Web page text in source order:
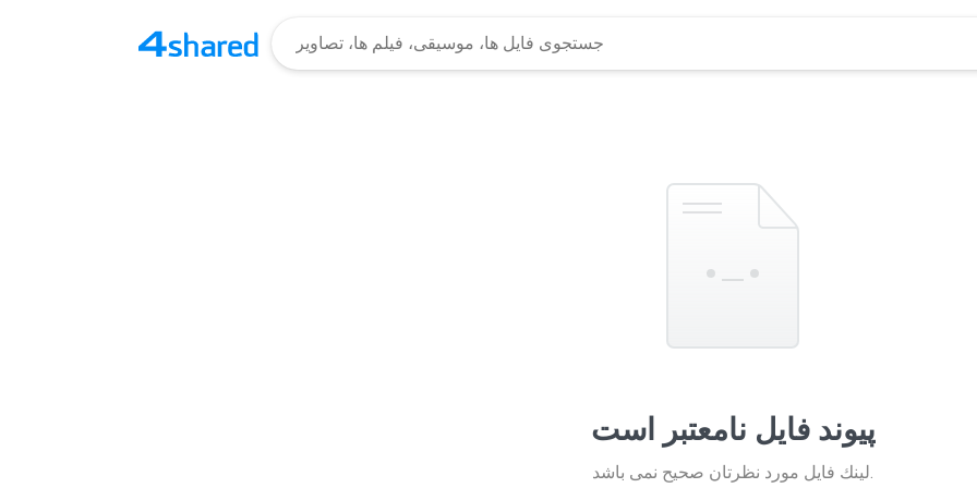
پیوند فایل نامعتبر است
لينك فايل مورد نظرتان صحيح نمی باشد.